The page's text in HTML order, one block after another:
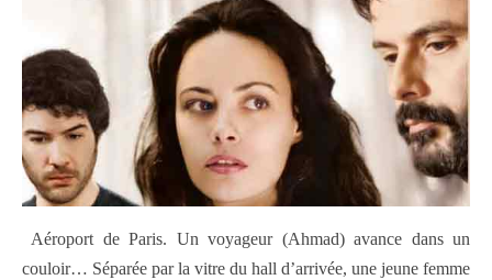
Aéroport de Paris. Un voyageur (Ahmad) avance dans un
couloir… Séparée par la vitre du hall d’arrivée, une jeune femme